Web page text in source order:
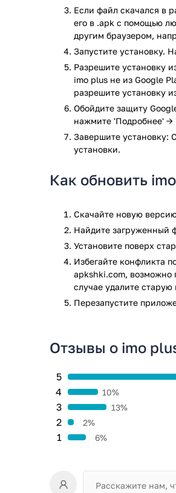
Приложение imo plus же –
этом наделена некоторыми
Instagram вы сможете
создавать прямо в
забавными наклейками,
фотографий – они будут
объем потребляемой
Достоинства
Огромное сообщество
Бесплатные звуковые и
Возможность
Исчезающие
Приложение imo plus прошло
всем последним
Если файл скачался в
его в .apk с помощью
другим браузером,
Запустите установку.
Разрешите установку
imo plus не из Google
разрешите установку
Обойдите защиту
нажмите 'Подробнее' →
Завершите установку:
установки.
Как обновить
Скачайте новую
Найдите загруженный
Установите поверх
Избегайте конфликта
apkshki.com, возможно
случае удалите
Перезапустите
Отзывы о imo
1 6%
2 2%
3 13%
4 10%
5